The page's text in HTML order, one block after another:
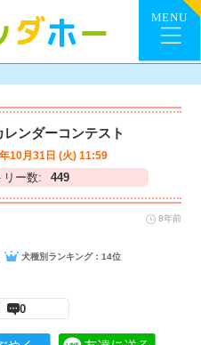
レンダーコンテスト
10月31日 (火) 11:59
リー数: 449
8年前
犬種別ランキング：14位
0